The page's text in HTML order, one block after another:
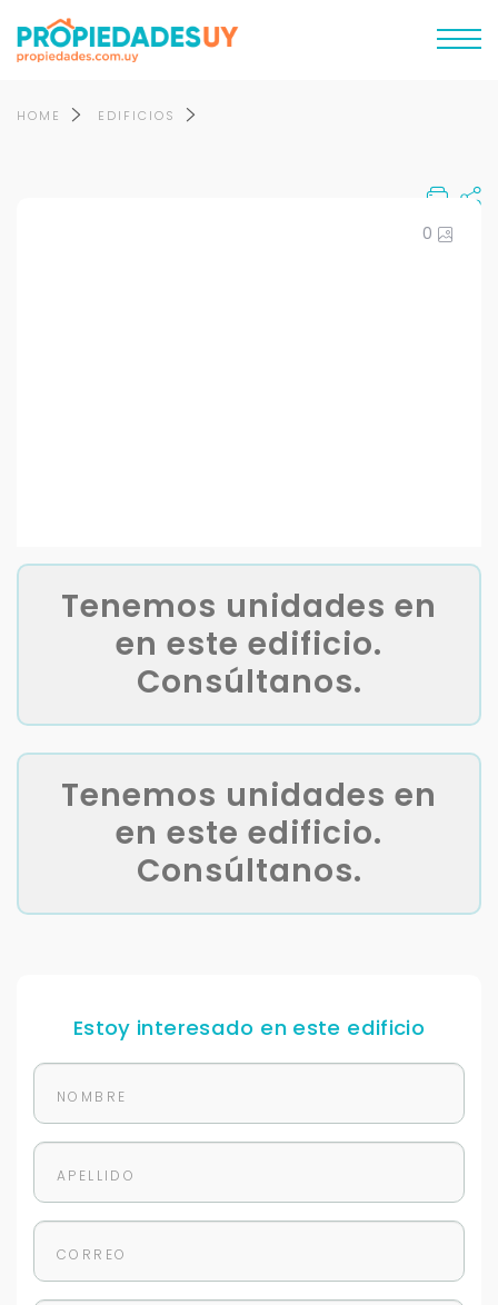
HOME EDIFICIOS
0
Tenemos unidades en
en este edificio.
Consúltanos.
Tenemos unidades en
en este edificio.
Consúltanos.
Estoy interesado en este edificio